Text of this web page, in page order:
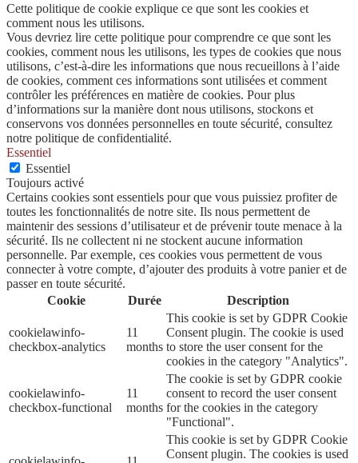
Cette politique de cookie explique ce que sont les cookies et
comment nous les utilisons.
Vous devriez lire cette politique pour comprendre ce que sont les
cookies, comment nous les utilisons, les types de cookies que nous
utilisons, c’est-à-dire les informations que nous recueillons à l’aide
de cookies, comment ces informations sont utilisées et comment
contrôler les préférences en matière de cookies. Pour plus
d’informations sur la manière dont nous utilisons, stockons et
conservons vos données personnelles en toute sécurité, consultez
notre politique de confidentialité.
Essentiel
Essentiel
Toujours activé
Certains cookies sont essentiels pour que vous puissiez profiter de
toutes les fonctionnalités de notre site. Ils nous permettent de
maintenir des sessions d’utilisateur et de prévenir toute menace à la
sécurité. Ils ne collectent ni ne stockent aucune information
personnelle. Par exemple, ces cookies vous permettent de vous
connecter à votre compte, d’ajouter des produits à votre panier et de
passer en toute sécurité.
Cookie
Durée Description
cookielawinfo-
checkbox-analytics
11
months
This cookie is set by GDPR Cookie
Consent plugin. The cookie is used
to store the user consent for the
cookies in the category "Analytics".
cookielawinfo-
checkbox-functional
11
months
The cookie is set by GDPR cookie
consent to record the user consent
for the cookies in the category
"Functional".
This cookie is set by GDPR Cookie
Consent plugin. The cookies is used